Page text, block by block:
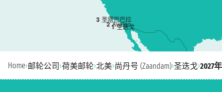
1 圣迭戈
2 Avalon
3 圣塔巴巴拉
Home›邮轮公司 ›荷美邮轮›北美›尚丹号 (Zaandam)›圣迭戈›2027